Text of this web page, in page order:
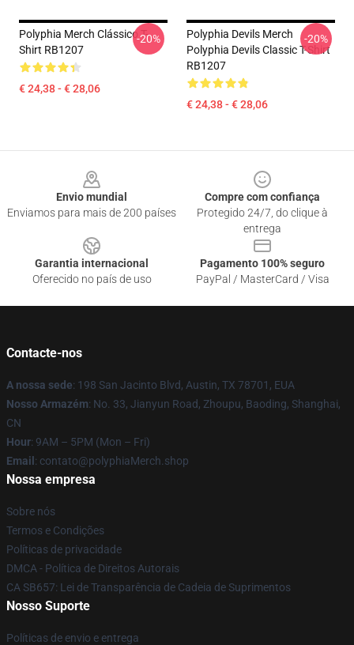
Polyphia Merch Clássico T-
Shirt RB1207
€ 24,38 - € 28,06
-20%
Polyphia Devils Merch
Polyphia Devils Classic T-Shirt
RB1207
€ 24,38 - € 28,06
-20%
Envio mundial
Enviamos para mais de 200 países
Compre com confiança
Protegido 24/7, do clique à
entrega
Garantia internacional
Oferecido no país de uso
Pagamento 100% seguro
PayPal / MasterCard / Visa
Contacte-nos
A nossa sede: 198 San Jacinto Blvd, Austin, TX 78701, EUA
Nosso Armazém: No. 33, Jianyun Road, Zhoupu, Baoding, Shanghai,
CN
Hour: 9AM – 5PM (Mon – Fri)
Email : contato@polyphiaMerch.shop
Nossa empresa
Sobre nós
Termos e Condições
Políticas de privacidade
DMCA - Política de Direitos Autorais
CA SB657: Lei de Transparência de Cadeia de Suprimentos
Nosso Suporte
Políticas de envio e entrega